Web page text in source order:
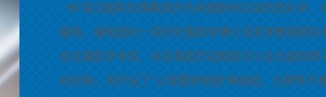
NF宝贝国际生殖集团作为全国助孕企业的领头羊，
服务，拥有国内一流的生殖医学博士及医学教授团队
名生殖医学专家，并在美国开设数家可以合法提供卵
的分院，并开设了“父母圆梦频道”特助组，为男性不